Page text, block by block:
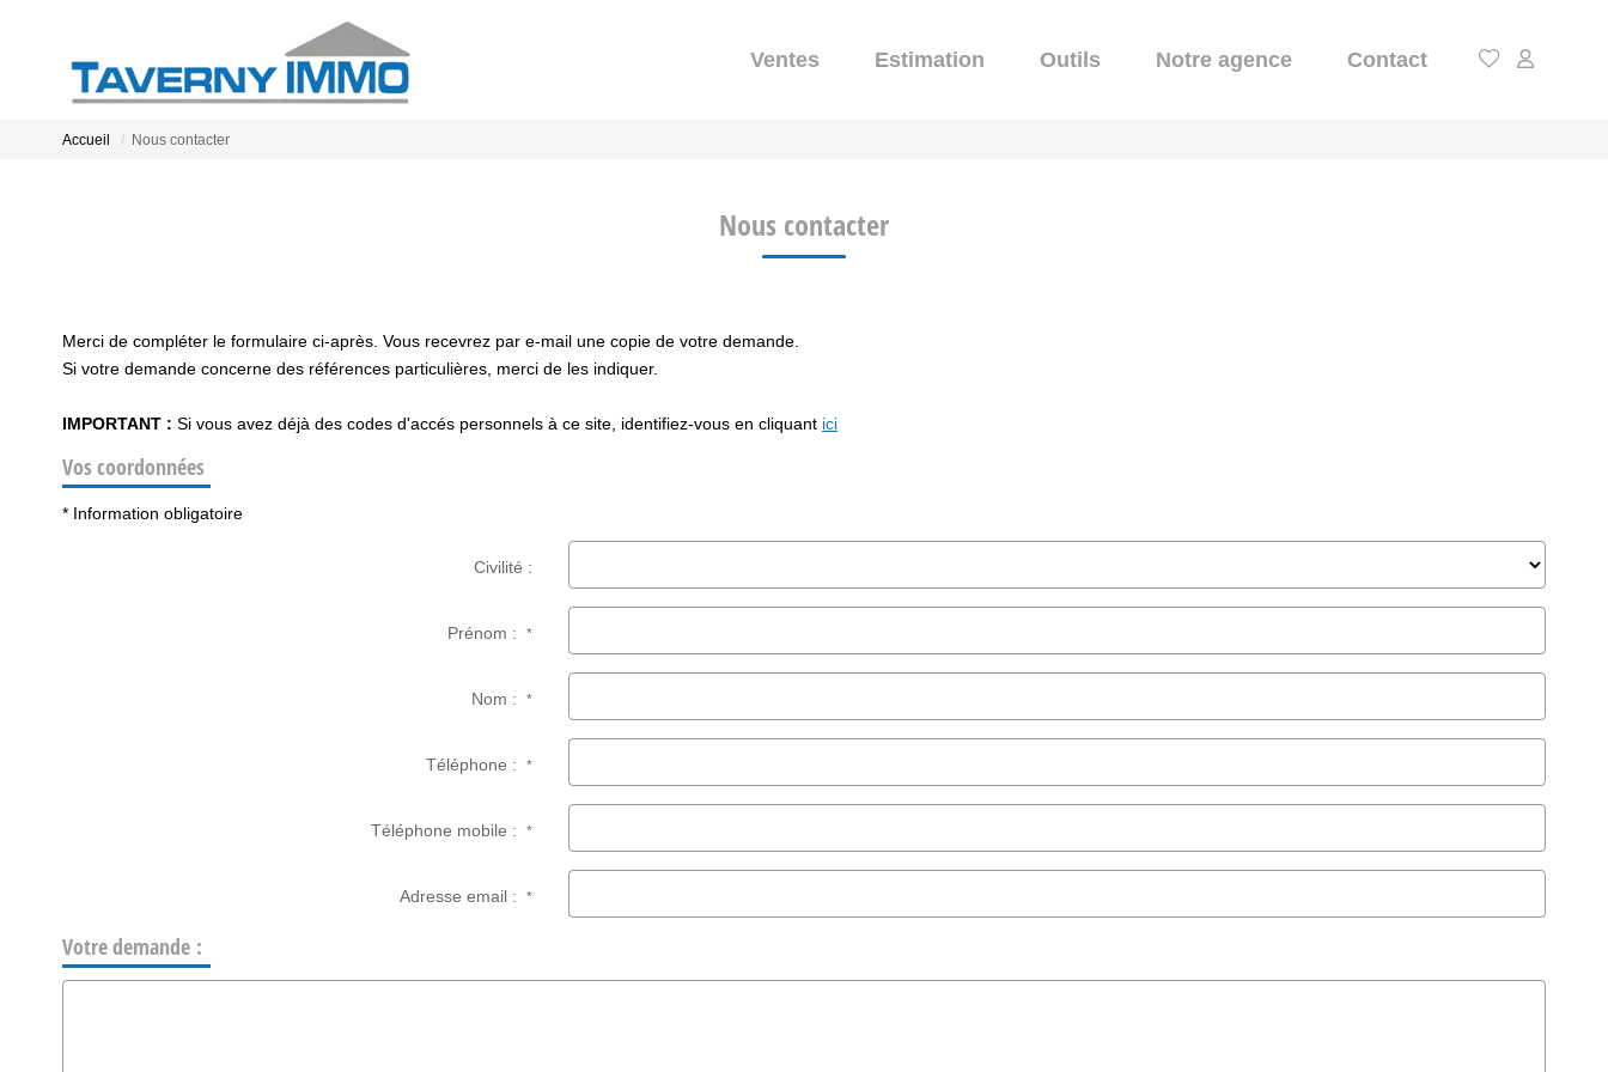
Ventes Estimation Outils Notre agence Contact
Accueil Nous contacter
Nous contacter
Merci de compléter le formulaire ci-après. Vous recevrez par e-mail une copie de votre demande.
Si votre demande concerne des références particulières, merci de les indiquer.
IMPORTANT : Si vous avez déjà des codes d'accés personnels à ce site, identifiez-vous en cliquant ici
Vos coordonnées
* Information obligatoire
Civilité :
Prénom :*
Nom :*
Téléphone :*
Téléphone mobile :*
Adresse email :*
Votre demande :